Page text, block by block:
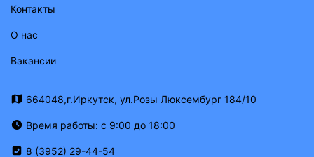
Контакты
О нас
Вакансии
664048,г.Иркутск, ул.Розы Люксембург 184/10
Время работы: с 9:00 до 18:00
8 (3952) 29-44-54